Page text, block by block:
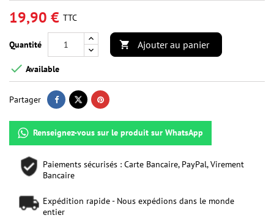
19,90 € TTC
Quantité  Ajouter au panier
 Available
Partager
Renseignez-vous sur le produit sur WhatsApp
Paiements sécurisés : Carte Bancaire, PayPal, Virement
Bancaire
Expédition rapide - Nous expédions dans le monde
entier